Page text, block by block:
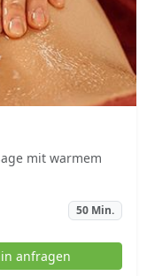
mit warmem
50 Min.
anfragen